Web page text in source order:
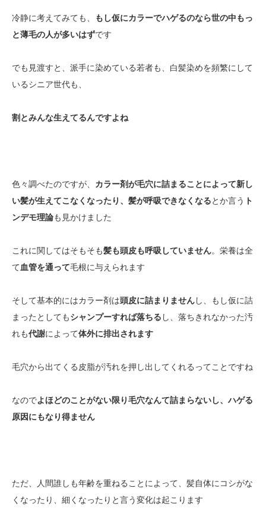
冷静に考えてみても、
もし仮にカラーでハゲるのなら世の中もっ
と薄毛の人が多いはずです
でも見渡すと、派手に染めている若者も、白髪染めを頻繁にして
いるシニア世代も、
割とみんな生えてるんですよね
色々調べたのですが、 カラー剤が毛穴に詰まることによって新し
い髪が生えてこなくなったり、髪が呼吸できなくなるとか言う ト
ンデモ理論も見かけました
これに関してはそもそも髪も頭皮も呼吸していません。栄養は全
て血管を通って毛根に与えられます
そして基本的にはカラー剤は頭皮に詰まりませんし、もし仮に詰
まったとしてもシャンプーすれば落ちる し、落ちきれなかった汚
れも代謝によって体外に排出されます
毛穴から出てくる皮脂が汚れを押し出してくれるってことですね
なのでよほどのことがない限り毛穴なんて詰まらないし、ハゲる
原因にもなり得ません
ただ、人間誰しも年齢を重ねることによって、髪自体にコシがな
くなったり、細くなったりと言う変化は起こります